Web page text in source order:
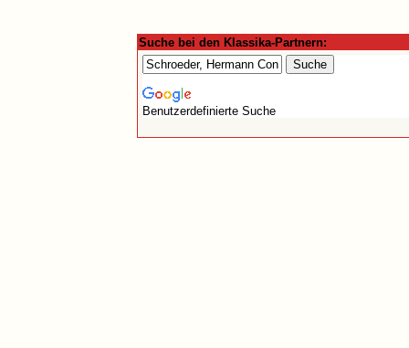
Suche bei den Klassika-Partnern:
Benutzerdefinierte Suche